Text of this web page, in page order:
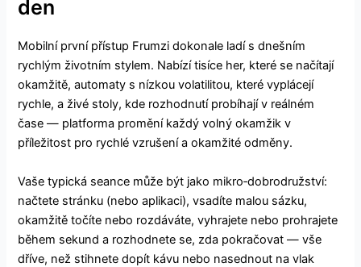
den
Mobilní první přístup Frumzi dokonale ladí s dnešním
rychlým životním stylem. Nabízí tisíce her, které se načítají
okamžitě, automaty s nízkou volatilitou, které vyplácejí
rychle, a živé stoly, kde rozhodnutí probíhají v reálném
čase — platforma promění každý volný okamžik v
příležitost pro rychlé vzrušení a okamžité odměny.
Vaše typická seance může být jako mikro‑dobrodružství:
načtete stránku (nebo aplikaci), vsadíte malou sázku,
okamžitě točíte nebo rozdáváte, vyhrajete nebo prohrajete
během sekund a rozhodnete se, zda pokračovat — vše
dříve, než stihnete dopít kávu nebo nasednout na vlak